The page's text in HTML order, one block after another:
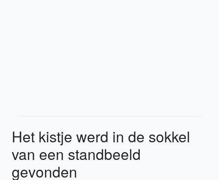
Het kistje werd in de sokkel
van een standbeeld
gevonden